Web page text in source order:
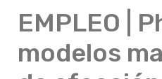
EMPLEO |
modelos